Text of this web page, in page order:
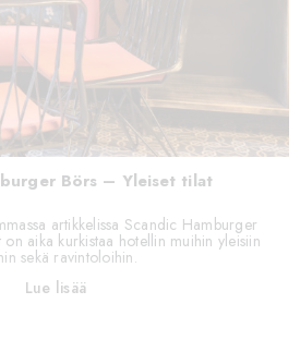
Börs – Yleiset tilat
artikkelissa Scandic Hamburger
aika kurkistaa hotellin muihin yleisiin
sekä ravintoloihin.
Lue lisää